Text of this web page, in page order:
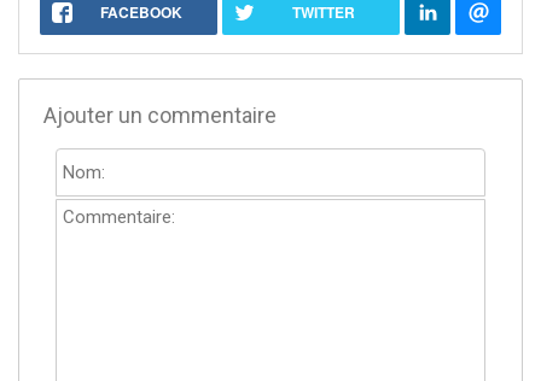
FACEBOOK TWITTER
Ajouter un commentaire